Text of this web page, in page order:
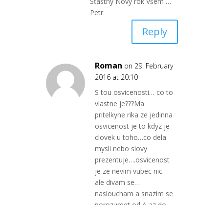
Petr
Reply
Roman on 29. February
2016 at 20:10
S tou osvicenosti… co to
vlastne je???Ma
pritelkyne rika ze jedinna
osvicenost je to kdyz je
clovek u toho…co dela
mysli nebo slovy
prezentuje….osvicenost
je ze nevim vubec nic
ale divam se…
nasloucham a snazim se